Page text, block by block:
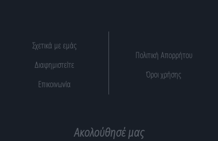
Σχετικά με εμάς
Διαφημιστείτε
Επικοινωνία
Πολιτική Απορρήτου
Όροι χρήσης
Ακολούθησέ μας